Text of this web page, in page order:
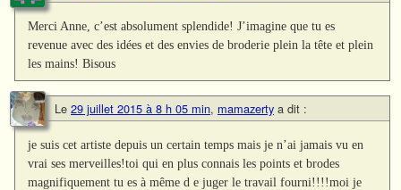
Merci Anne, c’est absolument splendide! J’imagine que tu es
revenue avec des idées et des envies de broderie plein la tête et plein
les mains! Bisous
Le 29 juillet 2015 à 8 h 05 min, mamazerty a dit :
je suis cet artiste depuis un certain temps mais je n’ai jamais vu en
vrai ses merveilles!toi qui en plus connais les points et brodes
magnifiquement tu es à même d e juger le travail fourni!!!!moi je